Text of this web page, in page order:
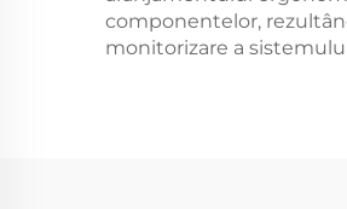
componentelor,
monitorizare a